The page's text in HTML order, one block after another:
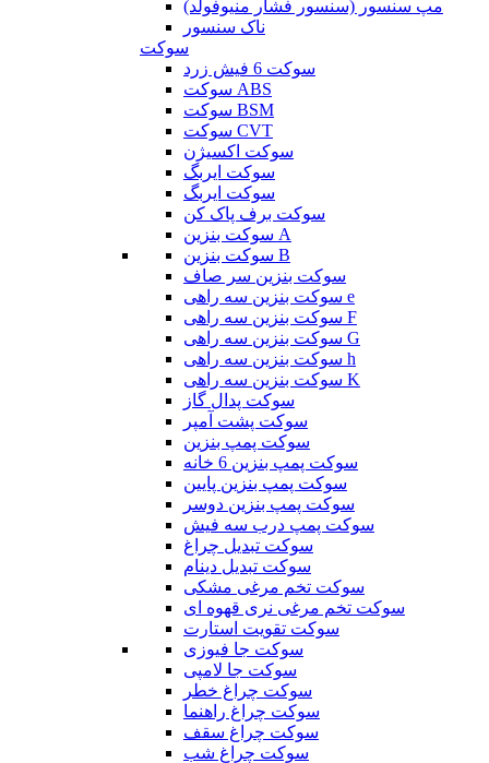
مپ سنسور (سنسور فشار منیوفولد)
ناک سنسور
سوکت
سوکت 6 فیش زرد
سوکت ABS
سوکت BSM
سوکت CVT
سوکت اکسیژن
سوکت ایربگ
سوکت ایربگ
سوکت برف پاک کن
سوکت بنزین A
سوکت بنزین B
سوکت بنزین سر صاف
سوکت بنزین سه راهی e
سوکت بنزین سه راهی F
سوکت بنزین سه راهی G
سوکت بنزین سه راهی h
سوکت بنزین سه راهی K
سوکت پدال گاز
سوکت پشت آمپر
سوکت پمپ بنزین
سوکت پمپ بنزین 6 خانه
سوکت پمپ بنزین پایین
سوکت پمپ بنزین دوسر
سوکت پمپ درب سه فیش
سوکت تبدیل چراغ
سوکت تبدیل دینام
سوکت تخم مرغی مشکی
سوکت تخم مرغی نری قهوه ای
سوکت تقویت استارت
سوکت جا فیوزی
سوکت جا لامپی
سوکت چراغ خطر
سوکت چراغ راهنما
سوکت چراغ سقف
سوکت چراغ شب